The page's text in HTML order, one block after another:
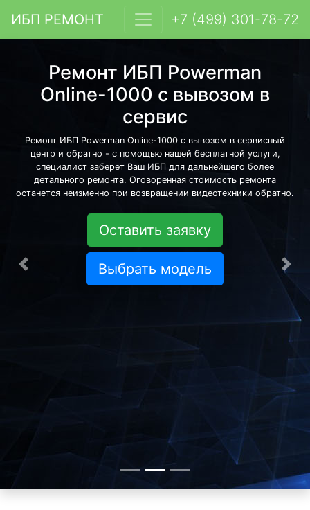
ИБП РЕМОНТ +7 (499) 301-78-72
Ремонт ИБП Powerman
Online-1000 с вывозом в
сервис
Ремонт ИБП Powerman Online-1000 с вывозом в сервисный
центр и обратно - с помощью нашей бесплатной услуги,
специалист заберет Ваш ИБП для дальнейшего более
детального ремонта. Оговоренная стоимость ремонта
останется неизменно при возвращении видеотехники обратно.
Оставить заявку
Выбрать модель
Предыдущая